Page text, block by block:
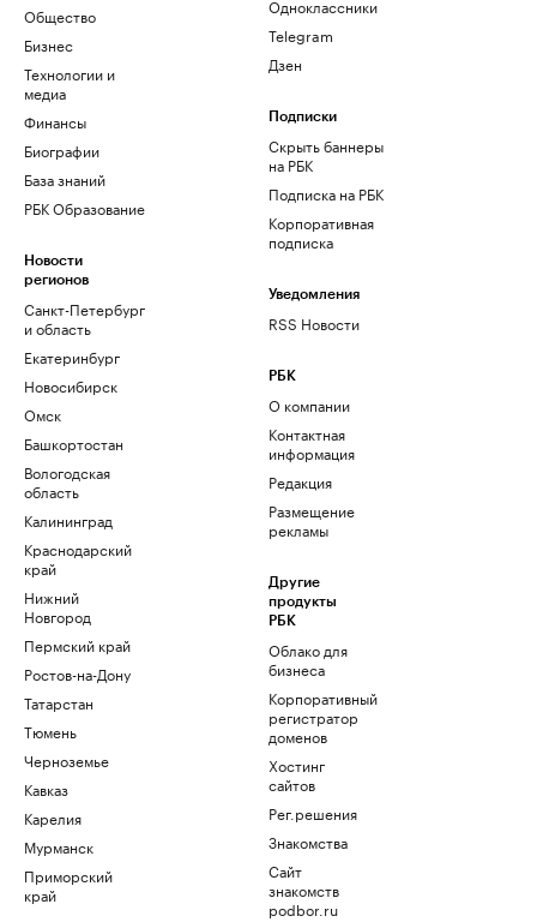
Общество
Бизнес
Технологии и
медиа
Финансы
Биографии
База знаний
РБК Образование
Новости
регионов
Санкт-Петербург
и область
Екатеринбург
Новосибирск
Омск
Башкортостан
Вологодская
область
Калининград
Краснодарский
край
Нижний
Новгород
Пермский край
Ростов-на-Дону
Татарстан
Тюмень
Черноземье
Кавказ
Карелия
Мурманск
Приморский
край
Одноклассники
Telegram
Дзен
Подписки
Скрыть баннеры
на РБК
Подписка на РБК
Корпоративная
подписка
Уведомления
RSS Новости
РБК
О компании
Контактная
информация
Редакция
Размещение
рекламы
Другие
продукты
РБК
Облако для
бизнеса
Корпоративный
регистратор
доменов
Хостинг
сайтов
Рег.решения
Знакомства
Сайт
знакомств
podbor.ru